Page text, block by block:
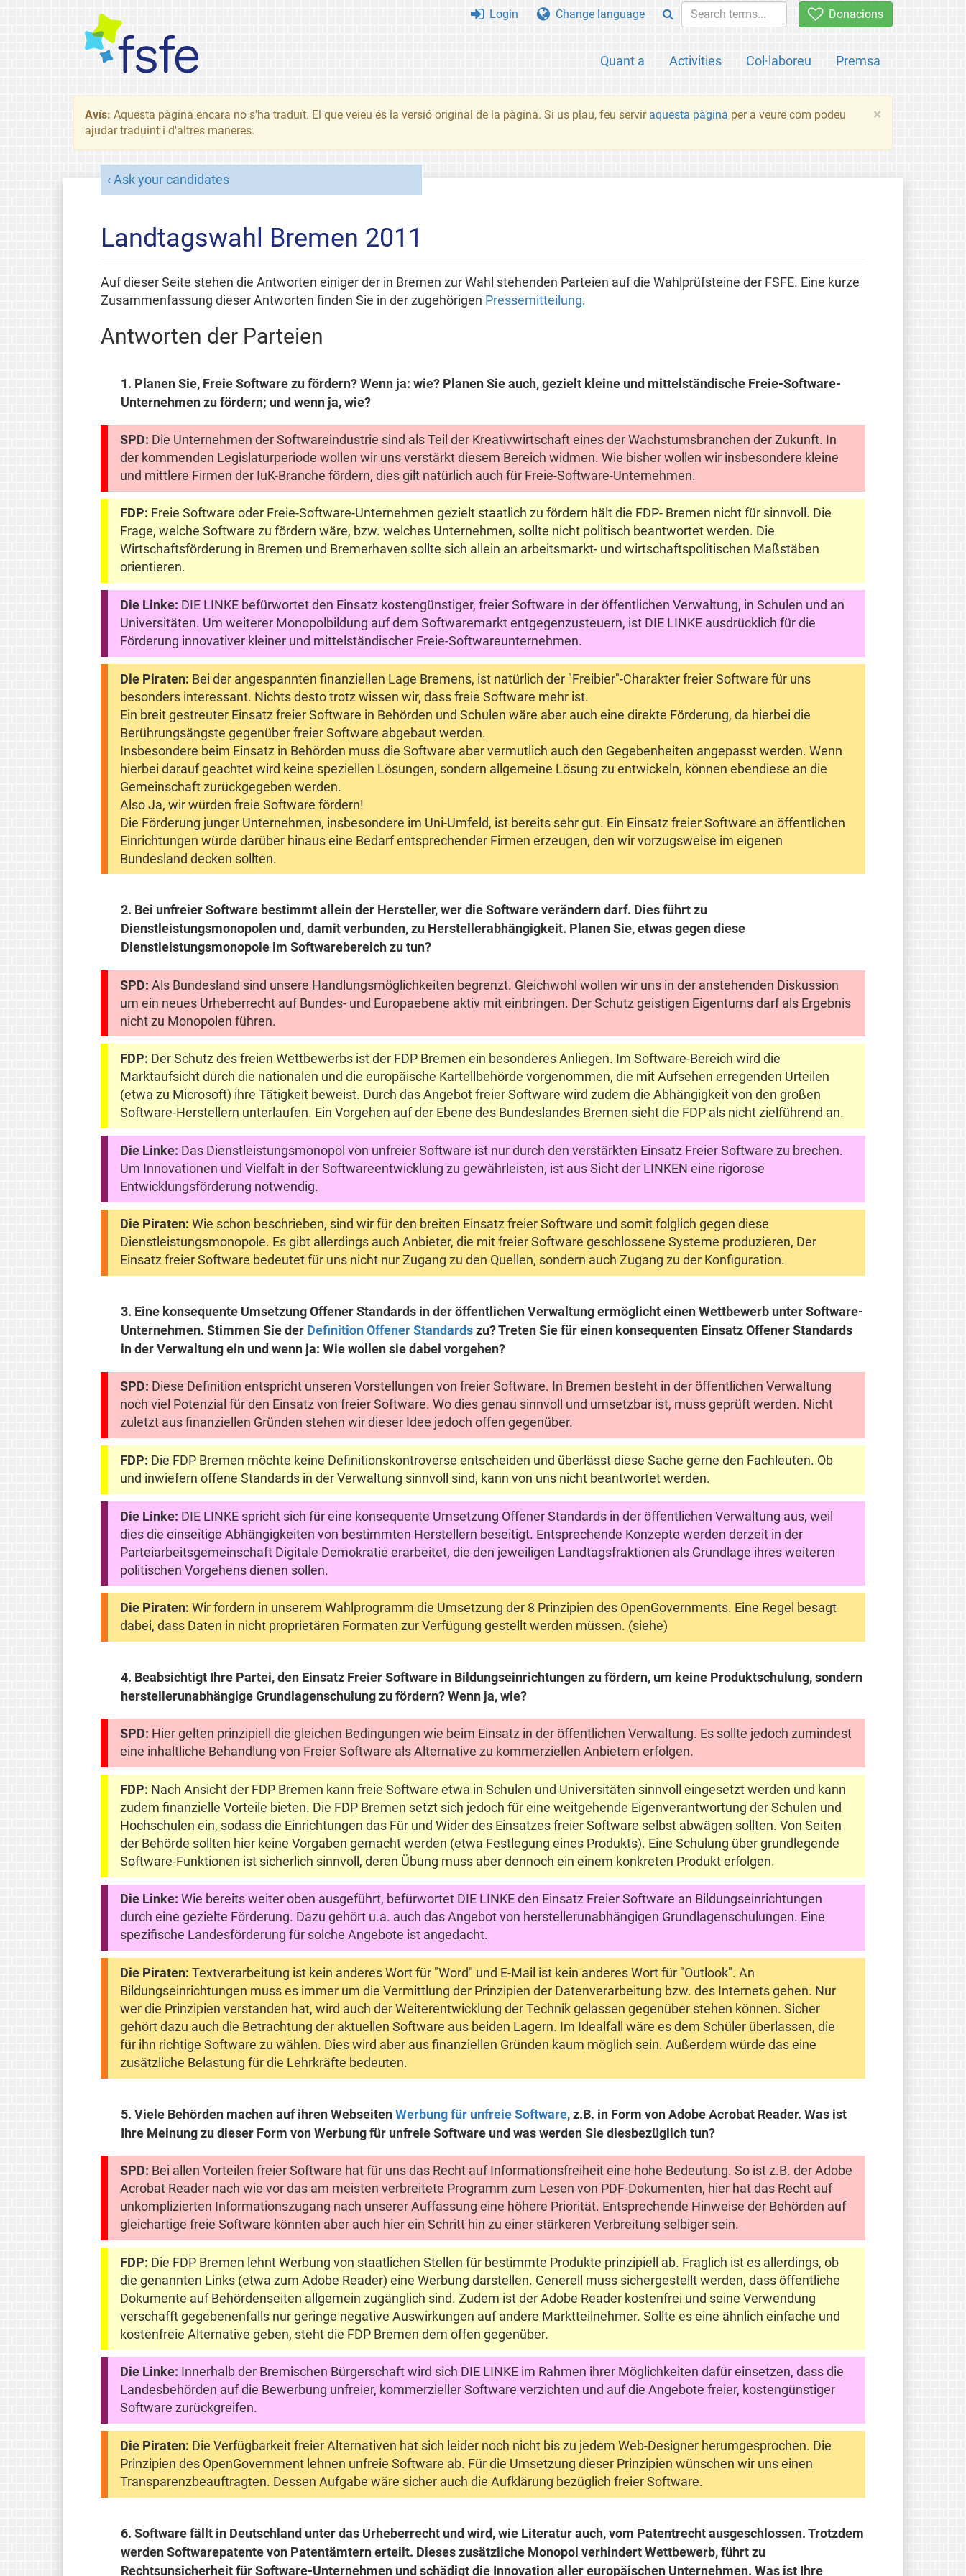
Donacions
Quant a Activities Col·laboreu Premsa
Login Change language
×
Avís: Aquesta pàgina encara no s'ha traduït. El que veieu és la versió original de la pàgina. Si us plau, feu servir aquesta pàgina per a veure com podeu
ajudar traduint i d'altres maneres.
Ask your candidates
Landtagswahl Bremen 2011
Auf dieser Seite stehen die Antworten einiger der in Bremen zur Wahl stehenden Parteien auf die Wahlprüfsteine der FSFE. Eine kurze
Zusammenfassung dieser Antworten finden Sie in der zugehörigen Pressemitteilung.
Antworten der Parteien
1. Planen Sie, Freie Software zu fördern? Wenn ja: wie? Planen Sie auch, gezielt kleine und mittelständische Freie-Software-
Unternehmen zu fördern; und wenn ja, wie?
SPD: Die Unternehmen der Softwareindustrie sind als Teil der Kreativwirtschaft eines der Wachstumsbranchen der Zukunft. In
der kommenden Legislaturperiode wollen wir uns verstärkt diesem Bereich widmen. Wie bisher wollen wir insbesondere kleine
und mittlere Firmen der IuK-Branche fördern, dies gilt natürlich auch für Freie-Software-Unternehmen.
FDP: Freie Software oder Freie-Software-Unternehmen gezielt staatlich zu fördern hält die FDP- Bremen nicht für sinnvoll. Die
Frage, welche Software zu fördern wäre, bzw. welches Unternehmen, sollte nicht politisch beantwortet werden. Die
Wirtschaftsförderung in Bremen und Bremerhaven sollte sich allein an arbeitsmarkt- und wirtschaftspolitischen Maßstäben
orientieren.
Die Linke: DIE LINKE befürwortet den Einsatz kostengünstiger, freier Software in der öffentlichen Verwaltung, in Schulen und an
Universitäten. Um weiterer Monopolbildung auf dem Softwaremarkt entgegenzusteuern, ist DIE LINKE ausdrücklich für die
Förderung innovativer kleiner und mittelständischer Freie-Softwareunternehmen.
Die Piraten: Bei der angespannten finanziellen Lage Bremens, ist natürlich der "Freibier"-Charakter freier Software für uns
besonders interessant. Nichts desto trotz wissen wir, dass freie Software mehr ist.
Ein breit gestreuter Einsatz freier Software in Behörden und Schulen wäre aber auch eine direkte Förderung, da hierbei die
Berührungsängste gegenüber freier Software abgebaut werden.
Insbesondere beim Einsatz in Behörden muss die Software aber vermutlich auch den Gegebenheiten angepasst werden. Wenn
hierbei darauf geachtet wird keine speziellen Lösungen, sondern allgemeine Lösung zu entwickeln, können ebendiese an die
Gemeinschaft zurückgegeben werden.
Also Ja, wir würden freie Software fördern!
Die Förderung junger Unternehmen, insbesondere im Uni-Umfeld, ist bereits sehr gut. Ein Einsatz freier Software an öffentlichen
Einrichtungen würde darüber hinaus eine Bedarf entsprechender Firmen erzeugen, den wir vorzugsweise im eigenen
Bundesland decken sollten.
2. Bei unfreier Software bestimmt allein der Hersteller, wer die Software verändern darf. Dies führt zu
Dienstleistungsmonopolen und, damit verbunden, zu Herstellerabhängigkeit. Planen Sie, etwas gegen diese
Dienstleistungsmonopole im Softwarebereich zu tun?
SPD: Als Bundesland sind unsere Handlungsmöglichkeiten begrenzt. Gleichwohl wollen wir uns in der anstehenden Diskussion
um ein neues Urheberrecht auf Bundes- und Europaebene aktiv mit einbringen. Der Schutz geistigen Eigentums darf als Ergebnis
nicht zu Monopolen führen.
FDP: Der Schutz des freien Wettbewerbs ist der FDP Bremen ein besonderes Anliegen. Im Software-Bereich wird die
Marktaufsicht durch die nationalen und die europäische Kartellbehörde vorgenommen, die mit Aufsehen erregenden Urteilen
(etwa zu Microsoft) ihre Tätigkeit beweist. Durch das Angebot freier Software wird zudem die Abhängigkeit von den großen
Software-Herstellern unterlaufen. Ein Vorgehen auf der Ebene des Bundeslandes Bremen sieht die FDP als nicht zielführend an.
Die Linke: Das Dienstleistungsmonopol von unfreier Software ist nur durch den verstärkten Einsatz Freier Software zu brechen.
Um Innovationen und Vielfalt in der Softwareentwicklung zu gewährleisten, ist aus Sicht der LINKEN eine rigorose
Entwicklungsförderung notwendig.
Die Piraten: Wie schon beschrieben, sind wir für den breiten Einsatz freier Software und somit folglich gegen diese
Dienstleistungsmonopole. Es gibt allerdings auch Anbieter, die mit freier Software geschlossene Systeme produzieren, Der
Einsatz freier Software bedeutet für uns nicht nur Zugang zu den Quellen, sondern auch Zugang zu der Konfiguration.
3. Eine konsequente Umsetzung Offener Standards in der öffentlichen Verwaltung ermöglicht einen Wettbewerb unter Software-
Unternehmen. Stimmen Sie der Definition Offener Standardszu? Treten Sie für einen konsequenten Einsatz Offener Standards
in der Verwaltung ein und wenn ja: Wie wollen sie dabei vorgehen?
SPD: Diese Definition entspricht unseren Vorstellungen von freier Software. In Bremen besteht in der öffentlichen Verwaltung
noch viel Potenzial für den Einsatz von freier Software. Wo dies genau sinnvoll und umsetzbar ist, muss geprüft werden. Nicht
zuletzt aus finanziellen Gründen stehen wir dieser Idee jedoch offen gegenüber.
FDP: Die FDP Bremen möchte keine Definitionskontroverse entscheiden und überlässt diese Sache gerne den Fachleuten. Ob
und inwiefern offene Standards in der Verwaltung sinnvoll sind, kann von uns nicht beantwortet werden.
Die Linke: DIE LINKE spricht sich für eine konsequente Umsetzung Offener Standards in der öffentlichen Verwaltung aus, weil
dies die einseitige Abhängigkeiten von bestimmten Herstellern beseitigt. Entsprechende Konzepte werden derzeit in der
Parteiarbeitsgemeinschaft Digitale Demokratie erarbeitet, die den jeweiligen Landtagsfraktionen als Grundlage ihres weiteren
politischen Vorgehens dienen sollen.
Die Piraten: Wir fordern in unserem Wahlprogramm die Umsetzung der 8 Prinzipien des OpenGovernments. Eine Regel besagt
dabei, dass Daten in nicht proprietären Formaten zur Verfügung gestellt werden müssen. (siehe)
4. Beabsichtigt Ihre Partei, den Einsatz Freier Software in Bildungseinrichtungen zu fördern, um keine Produktschulung, sondern
herstellerunabhängige Grundlagenschulung zu fördern? Wenn ja, wie?
SPD: Hier gelten prinzipiell die gleichen Bedingungen wie beim Einsatz in der öffentlichen Verwaltung. Es sollte jedoch zumindest
eine inhaltliche Behandlung von Freier Software als Alternative zu kommerziellen Anbietern erfolgen.
FDP: Nach Ansicht der FDP Bremen kann freie Software etwa in Schulen und Universitäten sinnvoll eingesetzt werden und kann
zudem finanzielle Vorteile bieten. Die FDP Bremen setzt sich jedoch für eine weitgehende Eigenverantwortung der Schulen und
Hochschulen ein, sodass die Einrichtungen das Für und Wider des Einsatzes freier Software selbst abwägen sollten. Von Seiten
der Behörde sollten hier keine Vorgaben gemacht werden (etwa Festlegung eines Produkts). Eine Schulung über grundlegende
Software-Funktionen ist sicherlich sinnvoll, deren Übung muss aber dennoch ein einem konkreten Produkt erfolgen.
Die Linke: Wie bereits weiter oben ausgeführt, befürwortet DIE LINKE den Einsatz Freier Software an Bildungseinrichtungen
durch eine gezielte Förderung. Dazu gehört u.a. auch das Angebot von herstellerunabhängigen Grundlagenschulungen. Eine
spezifische Landesförderung für solche Angebote ist angedacht.
Die Piraten: Textverarbeitung ist kein anderes Wort für "Word" und E-Mail ist kein anderes Wort für "Outlook". An
Bildungseinrichtungen muss es immer um die Vermittlung der Prinzipien der Datenverarbeitung bzw. des Internets gehen. Nur
wer die Prinzipien verstanden hat, wird auch der Weiterentwicklung der Technik gelassen gegenüber stehen können. Sicher
gehört dazu auch die Betrachtung der aktuellen Software aus beiden Lagern. Im Idealfall wäre es dem Schüler überlassen, die
für ihn richtige Software zu wählen. Dies wird aber aus finanziellen Gründen kaum möglich sein. Außerdem würde das eine
zusätzliche Belastung für die Lehrkräfte bedeuten.
5. Viele Behörden machen auf ihren WebseitenWerbung für unfreie Software, z.B. in Form von Adobe Acrobat Reader. Was ist
Ihre Meinung zu dieser Form von Werbung für unfreie Software und was werden Sie diesbezüglich tun?
SPD: Bei allen Vorteilen freier Software hat für uns das Recht auf Informationsfreiheit eine hohe Bedeutung. So ist z.B. der Adobe
Acrobat Reader nach wie vor das am meisten verbreitete Programm zum Lesen von PDF-Dokumenten, hier hat das Recht auf
unkomplizierten Informationszugang nach unserer Auffassung eine höhere Priorität. Entsprechende Hinweise der Behörden auf
gleichartige freie Software könnten aber auch hier ein Schritt hin zu einer stärkeren Verbreitung selbiger sein.
FDP: Die FDP Bremen lehnt Werbung von staatlichen Stellen für bestimmte Produkte prinzipiell ab. Fraglich ist es allerdings, ob
die genannten Links (etwa zum Adobe Reader) eine Werbung darstellen. Generell muss sichergestellt werden, dass öffentliche
Dokumente auf Behördenseiten allgemein zugänglich sind. Zudem ist der Adobe Reader kostenfrei und seine Verwendung
verschafft gegebenenfalls nur geringe negative Auswirkungen auf andere Marktteilnehmer. Sollte es eine ähnlich einfache und
kostenfreie Alternative geben, steht die FDP Bremen dem offen gegenüber.
Die Linke: Innerhalb der Bremischen Bürgerschaft wird sich DIE LINKE im Rahmen ihrer Möglichkeiten dafür einsetzen, dass die
Landesbehörden auf die Bewerbung unfreier, kommerzieller Software verzichten und auf die Angebote freier, kostengünstiger
Software zurückgreifen.
Die Piraten: Die Verfügbarkeit freier Alternativen hat sich leider noch nicht bis zu jedem Web-Designer herumgesprochen. Die
Prinzipien des OpenGovernment lehnen unfreie Software ab. Für die Umsetzung dieser Prinzipien wünschen wir uns einen
Transparenzbeauftragten. Dessen Aufgabe wäre sicher auch die Aufklärung bezüglich freier Software.
6. Software fällt in Deutschland unter das Urheberrecht und wird, wie Literatur auch, vom Patentrecht ausgeschlossen. Trotzdem
werden Softwarepatente von Patentämtern erteilt. Dieses zusätzliche Monopol verhindert Wettbewerb, führt zu
Rechtsunsicherheit für Software-Unternehmen und schädigt die Innovation aller europäischen Unternehmen. Was ist Ihre